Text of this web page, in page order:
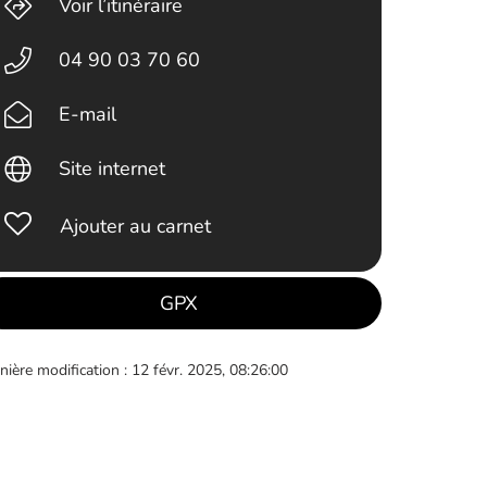
Voir l’itinéraire
04 90 03 70 60
E-mail
Site internet
Ajouter au carnet
GPX
modification : 12 févr. 2025, 08:26:00